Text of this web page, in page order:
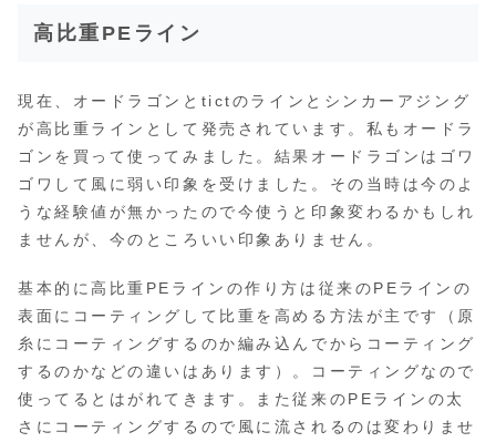
高比重PEライン
現在、オードラゴンとtictのラインとシンカーアジング
が高比重ラインとして発売されています。私もオードラ
ゴンを買って使ってみました。結果オードラゴンはゴワ
ゴワして風に弱い印象を受けました。その当時は今のよ
うな経験値が無かったので今使うと印象変わるかもしれ
ませんが、今のところいい印象ありません。
基本的に高比重PEラインの作り方は従来のPEラインの
表面にコーティングして比重を高める方法が主です（原
糸にコーティングするのか編み込んでからコーティング
するのかなどの違いはあります）。コーティングなので
使ってるとはがれてきます。また従来のPEラインの太
さにコーティングするので風に流されるのは変わりませ